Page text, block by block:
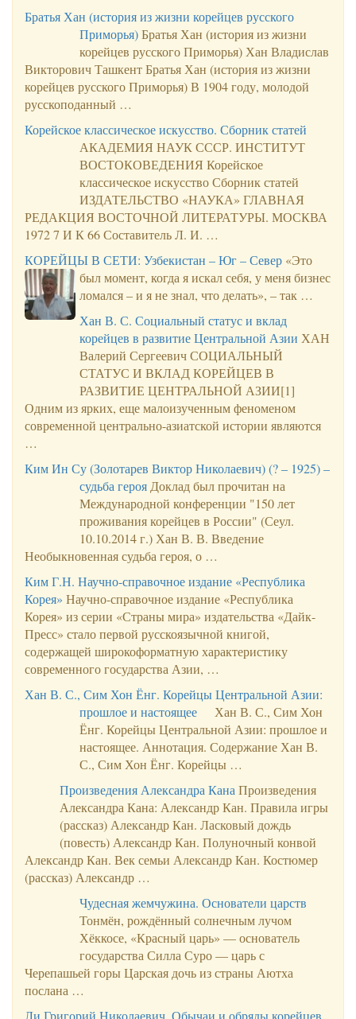
Братья Хан (история из жизни корейцев русского
Приморья)Братья Хан (история из жизни
корейцев русского Приморья) Хан Владислав
Викторович Ташкент Братья Хан (история из жизни
корейцев русского Приморья) В 1904 году, молодой
русскоподанный …
Корейское классическое искусство. Сборник статей
АКАДЕМИЯ НАУК СССР. ИНСТИТУТ
ВОСТОКОВЕДЕНИЯ Корейское
классическое искусство Сборник статей
ИЗДАТЕЛЬСТВО «НАУКА» ГЛАВНАЯ
РЕДАКЦИЯ ВОСТОЧНОЙ ЛИТЕРАТУРЫ. МОСКВА
1972 7 И К 66 Составитель Л. И. …
КОРЕЙЦЫ В СЕТИ: Узбекистан – Юг – Север «Это
был момент, когда я искал себя, у меня бизнес
ломался – и я не знал, что делать», – так …
Хан В. С. Социальный статус и вклад
корейцев в развитие Центральной Азии ХАН
Валерий Сергеевич СОЦИАЛЬНЫЙ
СТАТУС И ВКЛАД КОРЕЙЦЕВ В
РАЗВИТИЕ ЦЕНТРАЛЬНОЙ АЗИИ[1]
Одним из ярких, еще малоизученным феноменом
современной центрально-азиатской истории являются
…
Ким Ин Су (Золотарев Виктор Николаевич) (? – 1925) –
судьба героя Доклад был прочитан на
Международной конференции "150 лет
проживания корейцев в России" (Сеул.
10.10.2014 г.) Хан В. В. Введение
Необыкновенная судьба героя, о …
Ким Г.Н. Научно-справочное издание «Республика
Корея» Научно-справочное издание «Республика
Корея» из серии «Страны мира» издательства «Дайк-
Пресс» стало первой русскоязычной книгой,
содержащей широкоформатную характеристику
современного государства Азии, …
Хан В. С., Сим Хон Ёнг. Корейцы Центральной Азии:
прошлое и настоящее
Хан В. С., Сим Хон
Ёнг. Корейцы Центральной Азии: прошлое и
настоящее. Аннотация. Содержание Хан В.
С., Сим Хон Ёнг. Корейцы …
Произведения Александра Кана Произведения
Александра Кана: Александр Кан. Правила игры
(рассказ) Александр Кан. Ласковый дождь
(повесть) Александр Кан. Полуночный конвой
Александр Кан. Век семьи Александр Кан. Костюмер
(рассказ) Александр …
Чудесная жемчужина. Основатели царств
Тонмён, рождённый солнечным лучом
Хёккосе, «Красный царь» — основатель
государства Силла Суро — царь с
Черепашьей горы Царская дочь из страны Аютха
послана …
Ли Григорий Николаевич. Обычаи и обряды корейцев